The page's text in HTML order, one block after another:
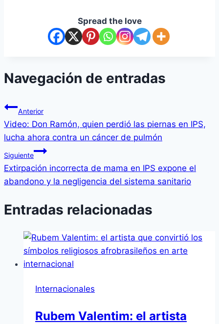
Spread the love
Navegación de entradas
Anterior
Video: Don Ramón, quien perdió las piernas en IPS,
lucha ahora contra un cáncer de pulmón
Siguiente
Extirpación incorrecta de mama en IPS expone el
abandono y la negligencia del sistema sanitario
Entradas relacionadas
Internacionales
Rubem Valentim: el artista